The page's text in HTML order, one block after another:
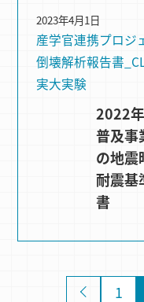
産学官連携プロジ
倒壊解析報告書
実大実験
2023年4月1日
2022
普及事
の地震
耐震基
書
1